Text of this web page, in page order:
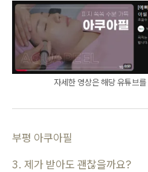
자세한 영상은 해당 유튜브
부평 아쿠아필
3. 제가 받아도 괜찮을까요?